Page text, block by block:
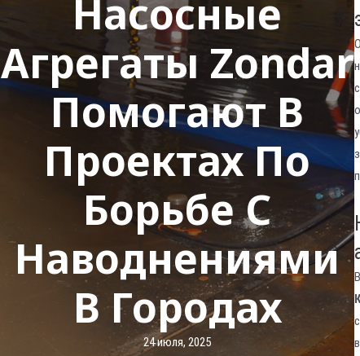
Насосные
Агрегаты Zondar
Помогают В
Проектах По
Борьбе С
Наводнениями
В Городах
24 июля, 2025